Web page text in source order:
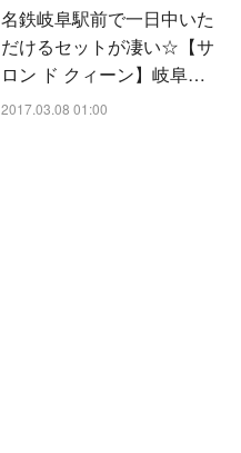
名鉄岐阜駅前で一日中いた
だけるセットが凄い☆【サ
ロン ド クィーン】岐阜…
2017.03.08 01:00